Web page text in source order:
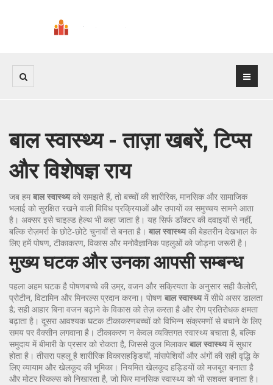
बाल स्वास्थ्य - ताज़ा खबरें, टिप्स
और विशेषज्ञ राय
जब हमबाल स्वास्थ्यको समझते हैं, तो बच्चों की शारीरिक, मानसिक और सामाजिक
भलाई को सुरक्षित रखने वाली विविध प्रक्रियाओं और उपायों का समुच्चय सामने आता
है। अक्सर इसेचाइल्ड हेल्थभी कहा जाता है। यह सिर्फ डॉक्टर की दवाइयों से नहीं,
बल्कि रोज़मर्रा के छोटे‑छोटे चुनावों से बनता है। बाल स्वास्थ्यकी बेहतरीन देखभाल के
लिए हमें पोषण, टीकाकरण, विकास और मनोवैज्ञानिक पहलुओं को जोड़ना जरूरी है।
मुख्य घटक और उनका आपसी सम्बन्ध
पहला अहम घटक है पोषणबच्चे की उम्र, वजन और सक्रियता के अनुसार सही कैलोरी,
प्रोटीन, विटामिन और मिनरल्स प्रदान करना । पोषण बाल स्वास्थ्यमें सीधे असर डालता
है; सही आहार बिना वजन बढ़ाने के विकास को तेज़ करता है और रोग प्रतिरोधक क्षमता
बढ़ाता है। दूसरा आवश्यक घटकटीकाकरणबच्चों को विभिन्न संक्रमणों से बचाने के लिए
समय पर वैक्सीन लगवाना है। टीकाकरण न केवल व्यक्तिगत स्वास्थ्य बचाता है, बल्कि
समुदाय में बीमारी के प्रसार को रोकता है, जिससे कुल मिलाकर बाल स्वास्थ्यमें सुधार
होता है। तीसरा पहलू है शारीरिक विकासहड्डियों, मांसपेशियों और अंगों की सही वृद्धि के
लिए व्यायाम और खेलकूद की भूमिका । नियमित खेलकूद हड्डियों को मजबूत बनाता है
और मोटर स्किल्स को निखारता है, जो फिर मानसिक स्वास्थ्य को भी सशक्त बनाता है।